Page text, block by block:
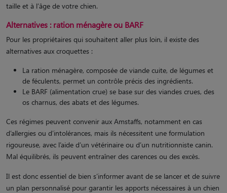
taille et à l’âge de votre chien.
Alternatives : ration ménagère ou BARF
Pour les propriétaires qui souhaitent aller plus loin, il existe des
alternatives aux croquettes :
La ration ménagère, composée de viande cuite, de légumes et
de féculents, permet un contrôle précis des ingrédients.
Le BARF (alimentation crue) se base sur des viandes crues, des
os charnus, des abats et des légumes.
Ces régimes peuvent convenir aux Amstaffs, notamment en cas
d’allergies ou d’intolérances, mais ils nécessitent une formulation
rigoureuse, avec l’aide d’un vétérinaire ou d’un nutritionniste canin.
Mal équilibrés, ils peuvent entraîner des carences ou des excès.
Il est donc essentiel de bien s’informer avant de se lancer et de suivre
un plan personnalisé pour garantir les apports nécessaires à un chien